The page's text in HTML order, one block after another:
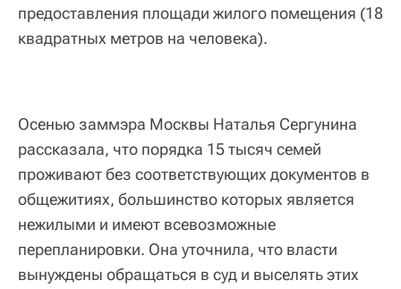
предоставления площади жилого помещения (18
квадратных метров на человека).
Осенью заммэра Москвы Наталья Сергунина
рассказала, что порядка 15 тысяч семей
проживают без соответствующих документов в
общежитиях, большинство которых является
нежилыми и имеют всевозможные
перепланировки. Она уточнила, что власти
вынуждены обращаться в суд и выселять этих